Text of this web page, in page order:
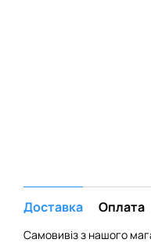
Доставка Оплата
Самовивіз з нашого